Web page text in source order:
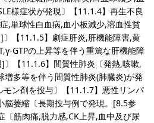
様症状が発現〕【11.1.4】再生不良
,単球性白血病,血小板減少,溶血性貧
【11.1.5】劇症肝炎,肝機能障害,黄
GTPの上昇等を伴う重篤な肝機能障
【11.1.6】間質性肺炎〔発熱,咳嗽,
増多等を伴う間質性肺炎(肺臓炎)が発
ン剤を投与〕【11.1.7】悪性リンパ
脳萎縮〔長期投与例で発現。[8.5参
〔筋肉痛,脱力感,CK上昇,血中及び尿